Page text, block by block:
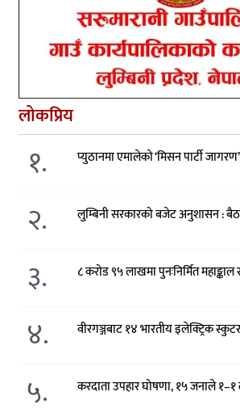
लोकप्रिय
१. प्युठानमा एमालेको ‘मिसन पार्टी
२. लुम्बिनी सरकारको बजेट अनुशासन :
३. ८ करोड ९५ लाखमा पुनःनिर्मित
४. वीरगञ्जबाट १४ भारतीय इलेक्ट्रिक
५. करदाता उपहार घोषणा, १५ जनाले